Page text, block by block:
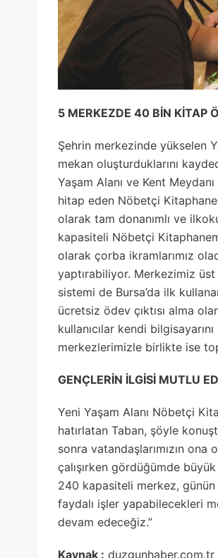
5 MERKEZDE 40 BİN KİTAP
Şehrin merkezinde yükselen
mekan oluşturduklarını
Yaşam Alanı ve Kent
hitap eden Nöbetçi
olarak tam donanımlı ve
kapasiteli Nöbetçi
olarak çorba ikramlarımız
yaptırabiliyor. Merkezimiz üst
sistemi de Bursa’da ilk
ücretsiz ödev çıktısı alma
kullanıcılar kendi
merkezlerimizle birlikte ise
GENÇLERİN İLGİSİ MUTLU
Yeni Yaşam Alanı Nöbetçi
hatırlatan Taban, şöyle
sonra vatandaşlarımızın
çalışırken gördüğümde
240 kapasiteli merkez,
faydalı işler yapabilecekleri
devam edeceğiz.”
Kaynak : duzgunhaber.com.tr